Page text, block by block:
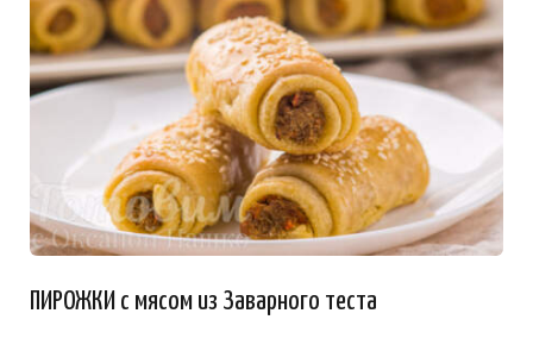
ПИРОЖКИ с мясом из Заварного теста